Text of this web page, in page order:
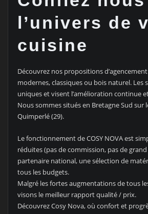
l’univers de
cuisine
Découvrez nos propositions
modernes, classiques ou bois naturel. Les
uniques et visent l’amélioration continue
Nous sommes situés en Bretagne Sud sur
Quimperlé (29).
Le fonctionnement de COSY NOVA est
réduites (pas de commission, pas de
partenaire national, une sélection de
tous les budgets.
Malgré les fortes augmentations de tous
visons le meilleur rapport qualité / prix.
Découvrez Cosy Nova, où confort et